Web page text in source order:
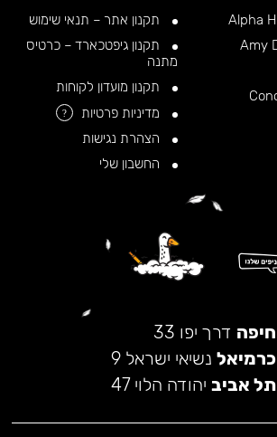
תקנון אתר – תנאי שימוש
תקנון גיפטכארד – כרטיס
מתנה
תקנון מועדון לקוחות
מדיניות פרטיות
?
הצהרת נגישות
החשבון שלי
חיפה דרך יפו 33
כרמיאל נשיאי ישראל 9
תל אביב יהודה הלוי 47